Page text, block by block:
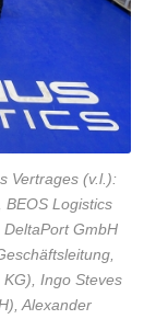
Vertrages (v.l.):
Logistics
GmbH
KG), Ingo Steves
Alexander